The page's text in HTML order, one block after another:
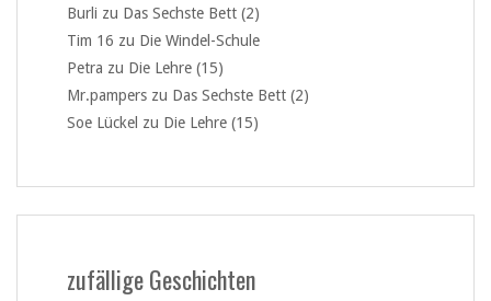
Burli zu Das Sechste Bett (2)
Tim 16 zu Die Windel-Schule
Petra zu Die Lehre (15)
Mr.pampers zu Das Sechste Bett (2)
Soe Lückel zu Die Lehre (15)
zufällige Geschichten